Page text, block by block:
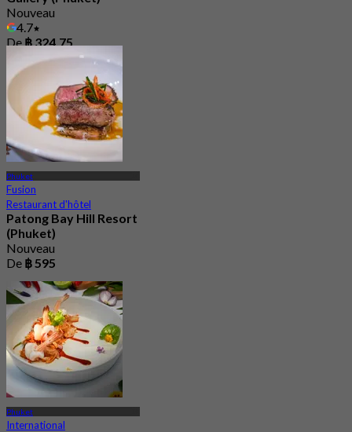
Nouveau
4.7
De ฿ 324.75
Phuket
Fusion
Restaurant d'hôtel
Patong Bay Hill Resort
(Phuket)
Nouveau
De ฿ 595
Phuket
International